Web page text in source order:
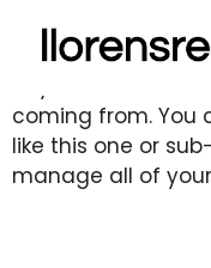
This is an
could edit this to
coming from. You
like this one or
manage all of